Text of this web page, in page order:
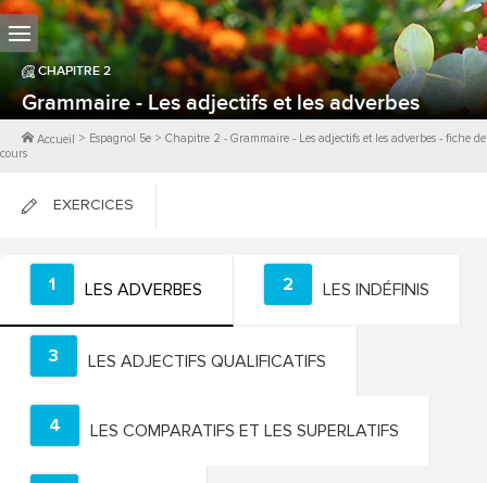
CHAPITRE2
Grammaire - Les adjectifs et les adverbes
Accueil > Espagnol 5e > Chapitre 2 - Grammaire - Les adjectifs et les adverbes - fiche de
cours
EXERCICES
FICHES DE COURS
0PTS
1 LES ADVERBES 2 LES INDÉFINIS
3 LES ADJECTIFS QUALIFICATIFS
4 LES COMPARATIFS ET LES SUPERLATIFS